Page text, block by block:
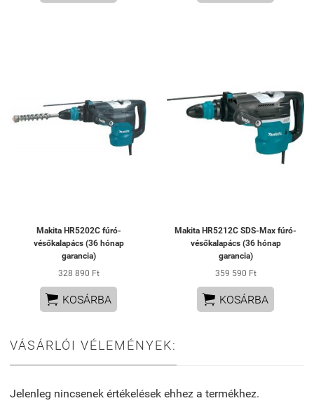
Makita HR5202C fúró-
vésőkalapács (36 hónap
garancia)
328 890 Ft
 KOSÁRBA
Makita HR5212C SDS-Max fúró-
vésőkalapács (36 hónap
garancia)
359 590 Ft
 KOSÁRBA
VÁSÁRLÓI VÉLEMÉNYEK:
Jelenleg nincsenek értékelések ehhez a termékhez.